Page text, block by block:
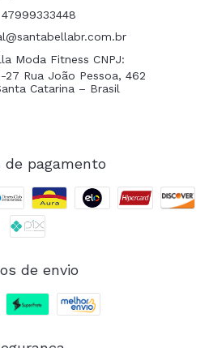
47999333448
Moda Fitness CNPJ:
27 Rua João Pessoa, 462
Catarina – Brasil
de pagamento
de envio